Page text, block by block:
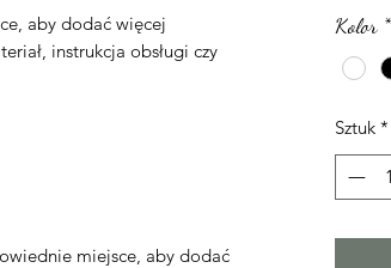
aby dodać więcej
instrukcja obsługi czy
miejsce, aby dodać
Kolor *
Sztuk *